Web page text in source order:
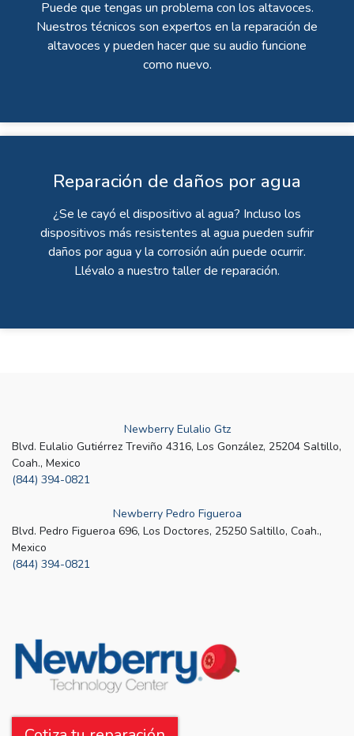
Puede que tengas un problema con los altavoces.
Nuestros técnicos son expertos en la reparación de
altavoces y pueden hacer que su audio funcione
como nuevo.
Reparación de daños por agua
¿Se le cayó el dispositivo al agua? Incluso los
dispositivos más resistentes al agua pueden sufrir
daños por agua y la corrosión aún puede ocurrir.
Llévalo a nuestro taller de reparación.
Newberry Eulalio Gtz
Blvd. Eulalio Gutiérrez Treviño 4316, Los González, 25204 Saltillo,
Coah., Mexico
(844) 394-0821
Newberry Pedro Figueroa
Blvd. Pedro Figueroa 696, Los Doctores, 25250 Saltillo, Coah.,
Mexico
(844) 394-0821